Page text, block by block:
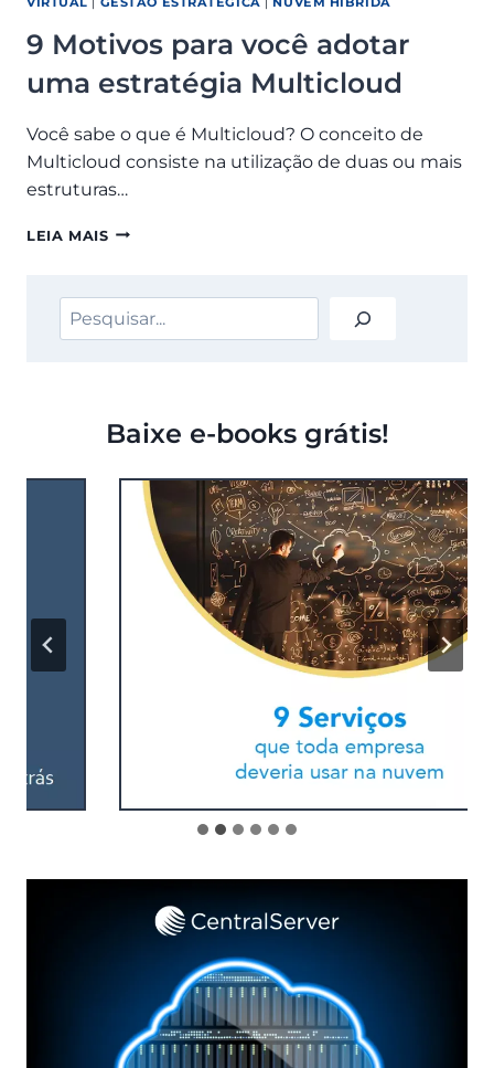
PARA
EMPRESA
9 Motivos para você adotar
uma estratégia Multicloud
Você sabe o que é Multicloud? O conceito de
Multicloud consiste na utilização de duas ou mais
estruturas…
LEIA MAIS9
VOCÊ
ADOTAR
UMA
Pesquisar
Baixe e-books grátis!